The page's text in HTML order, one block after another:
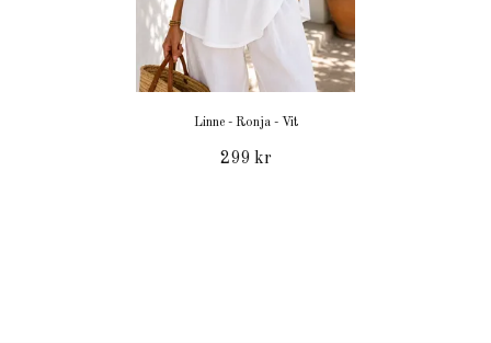
Linne - Ronja - Vit
299 kr